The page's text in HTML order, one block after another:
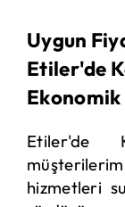
Uygun
Etiler'de
Etiler'de
hizmetleri